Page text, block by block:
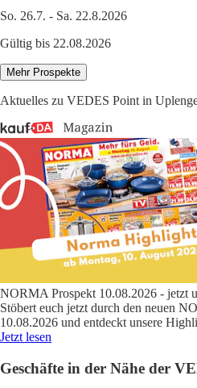
So. 26.7. - Sa. 22.8.2026
Gültig bis 22.08.2026
Mehr Prospekte
Aktuelles zu VEDES Point in
NORMA Prospekt 10.08.2026 - jetzt
Stöbert euch jetzt durch den neuen
10.08.2026 und entdeckt unsere
Jetzt lesen
Geschäfte in der Nähe der